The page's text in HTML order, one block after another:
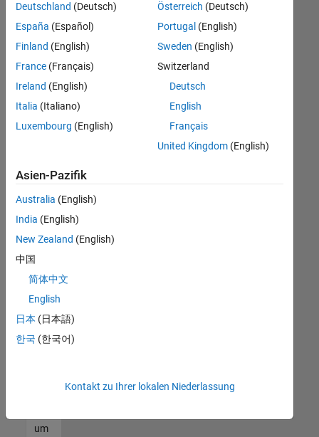
können
die
Suchkriterien
weiter
fassen
oder
alle
Stellenangebote
anzeigen .
noch
keine
offenen
Stellen
können,
die
Ihren
entsprechen,
werden
unseres
um
Deutschland (Deutsch)
España (Español)
Finland (English)
France (Français)
Ireland (English)
Italia (Italiano)
Luxembourg (English)
Österreich (Deutsch)
Portugal (English)
Sweden (English)
Switzerland
Deutsch
English
Français
United Kingdom(English)
Asien-Pazifik
Australia (English)
India (English)
New Zealand (English)
中国
简体中文
English
日本 (日本語)
한국 (한국어)
Kontakt zu Ihrer lokalen Niederlassung